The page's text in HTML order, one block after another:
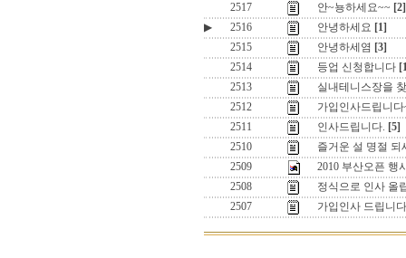
2517
안~뇽하세요~~ [2]
▶
2516 안녕하세요 [1]
2515
안녕하세염 [3]
2514
등업 신청합니다
2513
실내테니스장을
2512
가입인사드립니
2511
인사드립니다. [5]
2510
즐거운 설 명절
2509
2010 부산오픈 행
2508
정식으로 인사 올
2507
가입인사 드립니